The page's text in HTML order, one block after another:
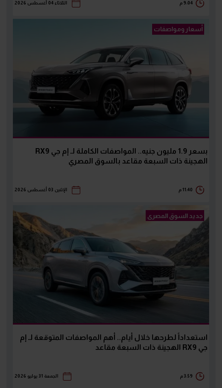
9:04 م الثلاثاء 04 أغسطس 2026
أسعار ومواصفات
بسعر 1.9 مليون جنيه.. المواصفات الكاملة لـ إم جي RX9
الهجينة ذات السبعة مقاعد بالسوق المصري
11:40 م الإثنين 03 أغسطس 2026
جديد السوق المصرى
استعداداً لطرحها خلال أيام.. أهم المواصفات المتوقعة لـ إم
جي RX9 الهجينة ذات السبعة مقاعد
3:59 م الجمعة 31 يوليو 2026